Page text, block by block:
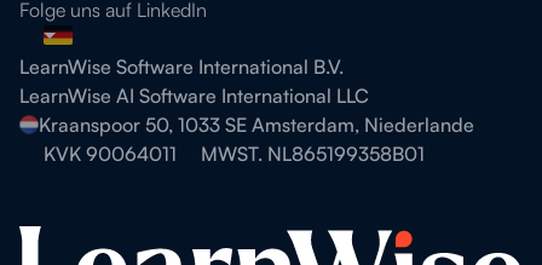
Folge uns auf LinkedIn
LearnWise Software International B.V.
LearnWise AI Software International LLC
Kraanspoor 50, 1033 SE Amsterdam, Niederlande
KVK 90064011
MWST. NL865199358B01